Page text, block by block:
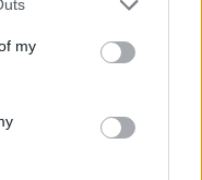
You may click to
third-party tags to
in below Google
my
di vento si
mantenendo